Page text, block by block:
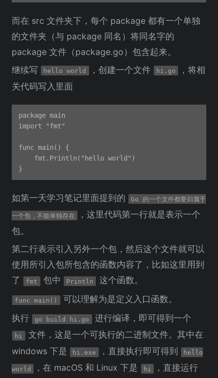
而在 src 文件夹下，每个 package 都有一个单独
的文件夹（与 package 同名）将同名字的
package 文件（package.go）包含起来。
继续写
hello world ，创建一个文件 hi.go
，将相
关代码写入里面
package main
import "fmt"
func main() {
    fmt.Println("hello world")
如第一天学习笔记里面提到的 Go 的一个文件都要归属于
一个包，不能单独存在
，这里代码第一行就是表示一个
包。
第二行表示引入另外一个包，然后这个文件就可以
使用所引入包所包含的函数内容了，比如这里用到
了
fmt 包中 Println 这个函数。
func main()
可以理解为是定义入口函数。
执行
go build hi.go 进行编译，即可得到一个
hi
文件，这是一个可执行的二进制文件。其中在
windows 下是
hi.exe ，直接执行即可得到 hello
world ，在 macOS 和 Linux 下是 hi ，直接运行